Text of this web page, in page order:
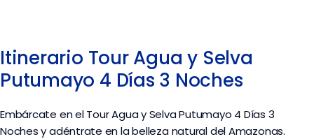
Itinerario Tour Agua y Selva
Putumayo 4 Días 3 Noches
Embárcate en el Tour Agua y Selva Putumayo 4 Días 3
Noches y adéntrate en la belleza natural del Amazonas.